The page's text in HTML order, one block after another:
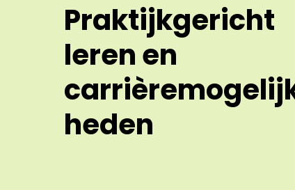
Praktijkgericht
leren en
heden